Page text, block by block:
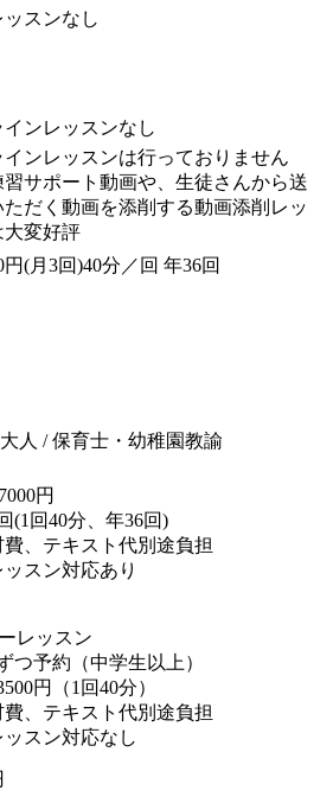
ッスンなし
インレッスンなし
インレッスンは行っておりません
習サポート動画や、生徒さんから送
ただく動画を添削する動画添削レッ
大変好評
円(月3回)40分／回 年36回
人 / 保育士・幼稚園教諭
円
(1回40分、年36回)
、テキスト代別途負担
スン対応あり
レッスン
つ予約（中学生以上）
円（1回40分）
、テキスト代別途負担
スン対応なし